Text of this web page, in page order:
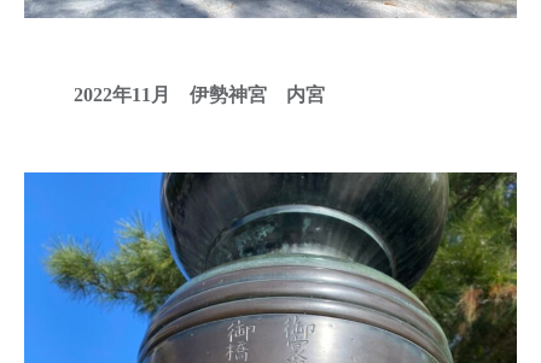
2022年11月 伊勢神宮 内宮